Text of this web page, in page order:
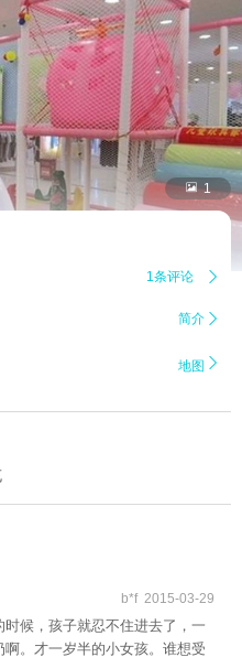
 1
1条评论 
简介 
地图 
b*f 2015-03-29
候，孩子就忍不住进去了，一
。才一岁半的小女孩。谁想受